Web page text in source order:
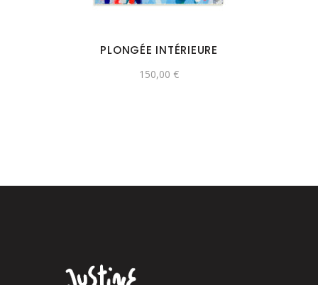
PLONGÉE INTÉRIEURE
150,00 €